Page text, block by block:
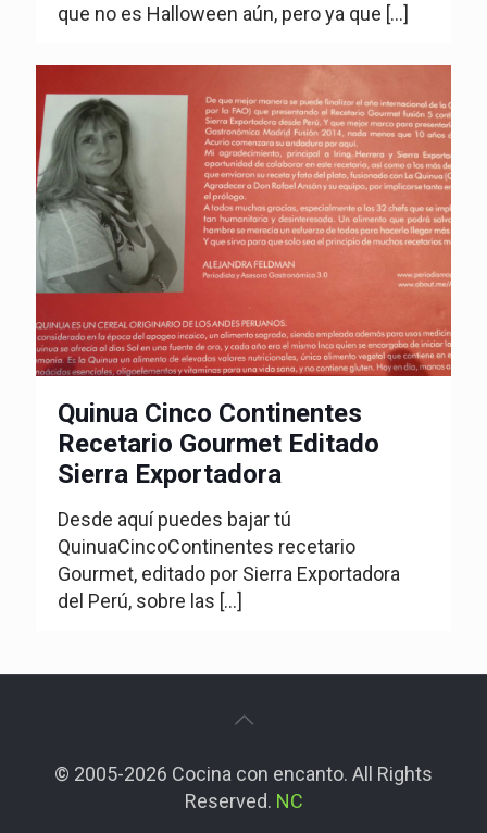
que no es Halloween aún, pero ya que […]
Quinua Cinco Continentes
Recetario Gourmet Editado
Sierra Exportadora
Desde aquí puedes bajar tú
QuinuaCincoContinentes recetario
Gourmet, editado por Sierra Exportadora
del Perú, sobre las […]
© 2005-2026 Cocina con encanto. All Rights
Reserved. NC